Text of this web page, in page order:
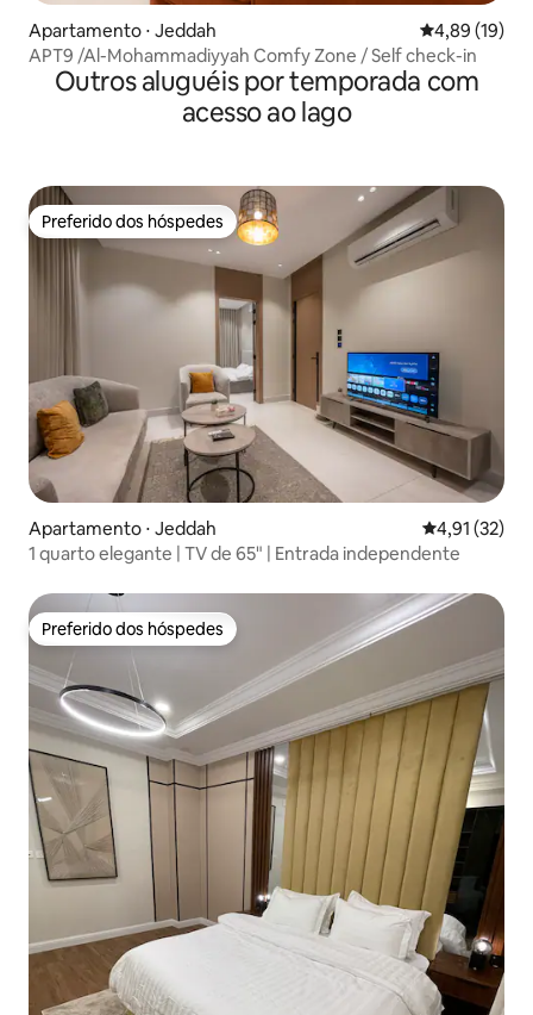
Apartamento ⋅ Jeddah 4,89 de uma
4,89 (19)
APT9 /Al-Mohammadiyyah Comfy Zone / Self check-in
Outros aluguéis por temporada com
acesso ao lago
Preferido dos hóspedes
Preferido dos hóspedes
Apartamento ⋅ Jeddah 4,91 de uma
4,91 (32)
1 quarto elegante | TV de 65" | Entrada independente
Preferido dos hóspedes
Preferido dos hóspedes